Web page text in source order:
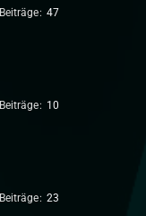
Beiträge 47
Beiträge 10
Beiträge 23